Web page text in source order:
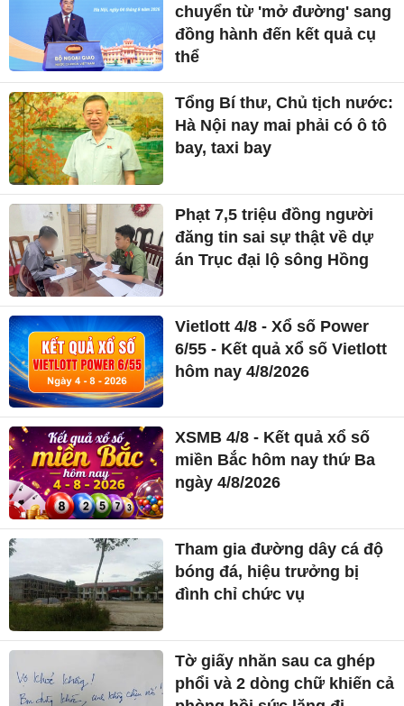
chuyển từ 'mở đường' sang
đồng hành đến kết quả cụ
thể
Tổng Bí thư, Chủ tịch nước:
Hà Nội nay mai phải có ô tô
bay, taxi bay
Phạt 7,5 triệu đồng người
đăng tin sai sự thật về dự
án Trục đại lộ sông Hồng
Vietlott 4/8 - Xổ số Power
6/55 - Kết quả xổ số Vietlott
hôm nay 4/8/2026
XSMB 4/8 - Kết quả xổ số
miền Bắc hôm nay thứ Ba
ngày 4/8/2026
Tham gia đường dây cá độ
bóng đá, hiệu trưởng bị
đình chỉ chức vụ
Tờ giấy nhăn sau ca ghép
phổi và 2 dòng chữ khiến cả